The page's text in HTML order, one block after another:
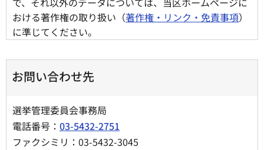
おける著作権の取り扱い（著作権・リンク・免責事項）
に準じてください。
お問い合わせ先
選挙管理委員会事務局
電話番号： 03-5432-2751
ファクシミリ：03-5432-3045